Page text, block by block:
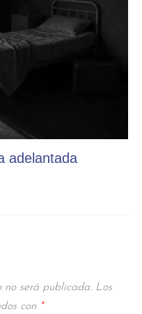
adelantada
no será publicada. Los
con *